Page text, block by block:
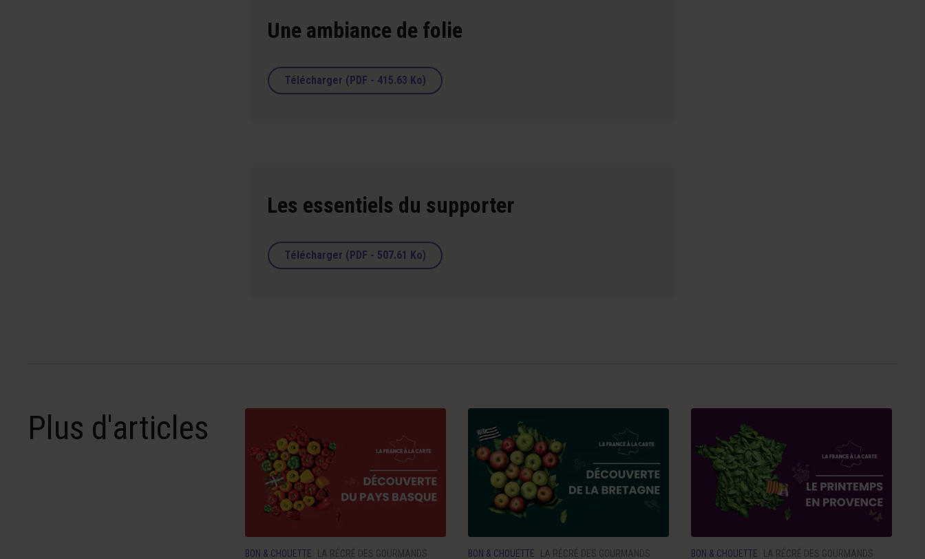
Une ambiance de folie
Télécharger (PDF - 415.63 Ko)
Les essentiels du supporter
Télécharger (PDF - 507.61 Ko)
Plus d'articles
BON & CHOUETTE LA RÉCRÉ DES GOURMANDS BON & CHOUETTE LA RÉCRÉ DES GOURMANDS BON & CHOUETTE LA RÉCRÉ DES GOURMANDS